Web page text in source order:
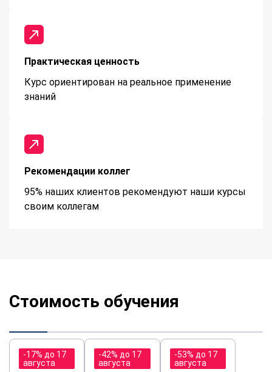
Практическая ценность
Курс ориентирован на реальное применение
знаний
Рекомендации коллег
95% наших клиентов рекомендуют наши курсы
своим коллегам
Стоимость обучения
-17% до 17
августа
-42% до 17
августа
-53% до 17
августа